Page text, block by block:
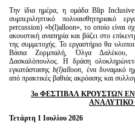
Την ίδια ημέρα, η ομάδα Blip
συμπεριληπτικό πολυαισθητηριακό
percussion) «b(l)alloon», το οποίο είναι
ακουστική αναπηρία και βάζει στο
της συμμετοχής. Το εργαστήριο θα
Βάσια Ζορμπαλή, Όλγα Δαλέκου,
Δασκαλόπουλος. Η δράση
εγκατάστασηςb(l)alloon, ένα δυναμικό
από πρακτικές βαθιάς ακρόασης και
3o ΦΕΣΤΙΒΑΛ ΚΡΟΥΣΤΩΝ
Τετάρτη 1 Ιουλίου 2026